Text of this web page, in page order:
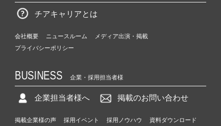
チアキャリアとは
会社概要 ニュースルーム
メディア出演・掲載
プライバシーポリシー
BUSINESS 企業・採用担当者様
企業担当者様へ 掲載のお問い合わせ
掲載企業様の声 採用イベント 採用ノウハウ
資料ダウンロード